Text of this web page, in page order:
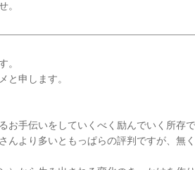
。
。
と申します。
お手伝いをしていくべく励んでいく所存
んより多いともっぱらの評判ですが、無